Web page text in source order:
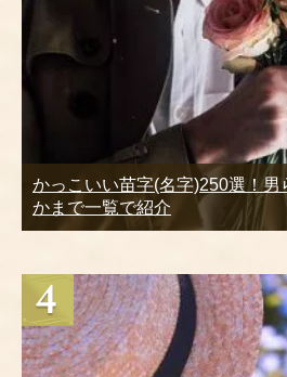
かっこいい苗字(名字)250選！
かまで一覧で紹介